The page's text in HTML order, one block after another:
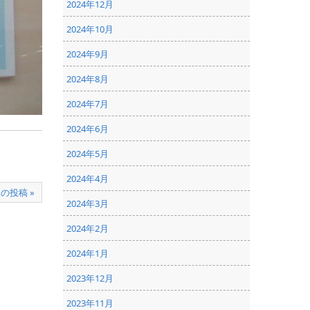
投稿 »
2024年12月
2024年10月
2024年9月
2024年8月
2024年7月
2024年6月
2024年5月
2024年4月
2024年3月
2024年2月
2024年1月
2023年12月
2023年11月